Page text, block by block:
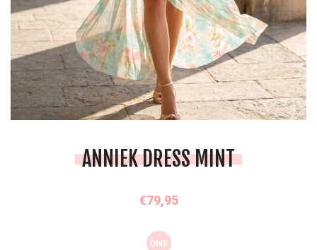
ANNIEK DRESS MINT
€79,95
ONE